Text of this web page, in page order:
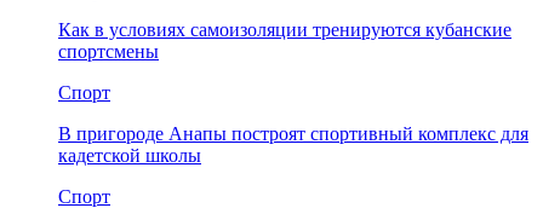
Как в условиях самоизоляции тренируются кубанские
спортсмены
Спорт
В пригороде Анапы построят спортивный комплекс для
кадетской школы
Спорт